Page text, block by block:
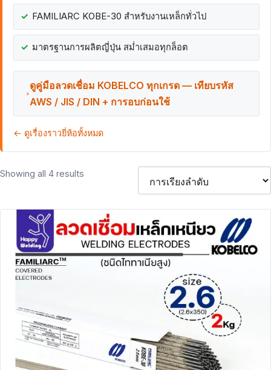
FAMILIARC KOBE-30 สำหรับงานเหล็กทั่วไป
มาตรฐานการผลิตญี่ปุ่น สม่ำเสมอทุกล็อต
ดูคู่มือลวดเชื่อม KOBELCO ทุกเกรด — เทียบรหัส
AWS / JIS / DIN + การอบก่อนใช้
← ดูเรื่องราวยี่ห้อทั้งหมด
Showing all 4 results